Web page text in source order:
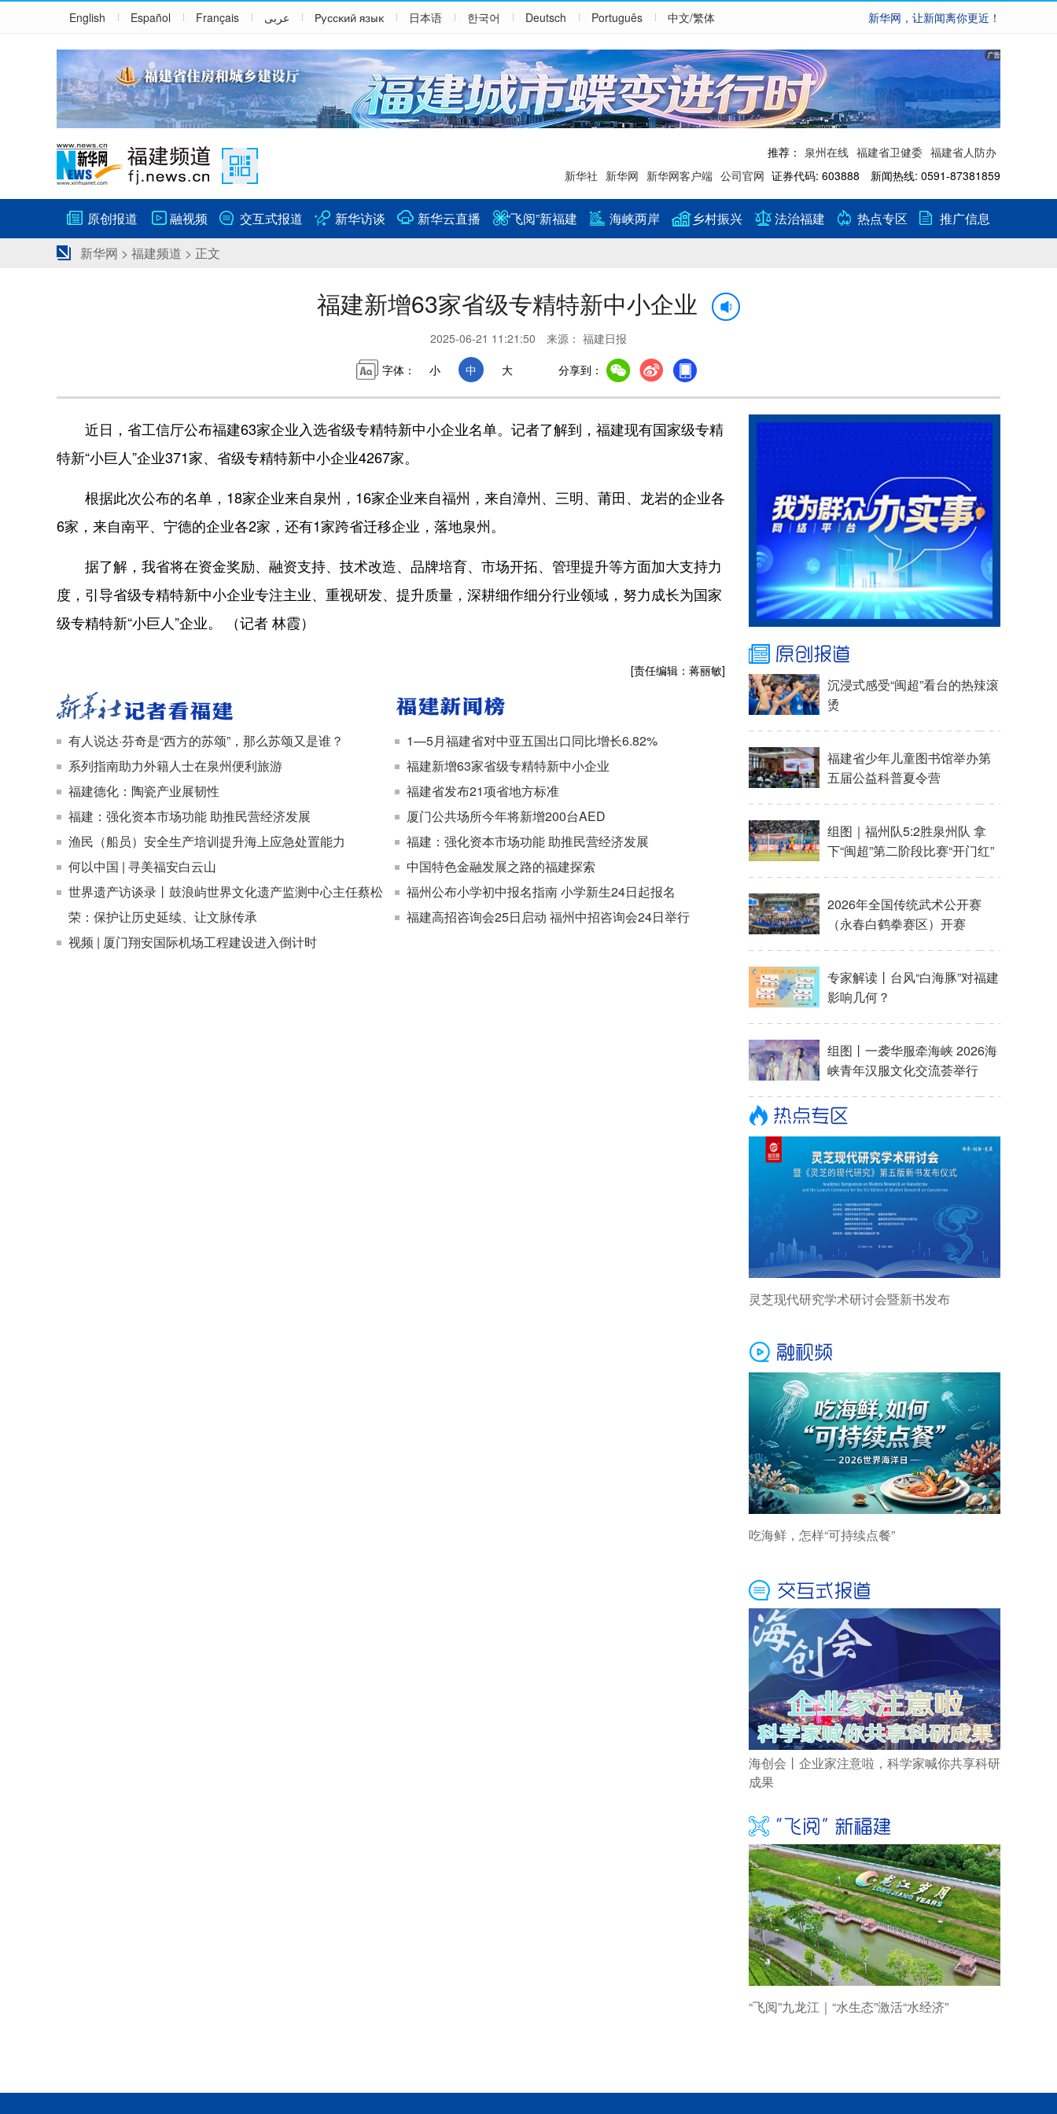
English Español Français عربى Русский язык 日本语 한국어 Deutsch Português 中文/繁体 新华网，让新闻离你更近！
推荐： 泉州在线 福建省卫健委 福建省人防办
新华社 新华网 新华网客户端 公司官网 证券代码: 603888 新闻热线: 0591-87381859
原创报道 融视频 交互式报道 新华访谈 新华云直播 “飞阅”新福建 海峡两岸 乡村振兴 法治福建 热点专区
推广信息
新华网 > 福建频道 > 正文
福建新增63家省级专精特新中小企业
2025-06-21 11:21:50 来源： 福建日报
字体：
小 中 大 分享到：
近日，省工信厅公布福建63家企业入选省级专精特新中小企业名单。记者了解到，福建现有国家级专精
特新“小巨人”企业371家、省级专精特新中小企业4267家。
根据此次公布的名单，18家企业来自泉州，16家企业来自福州，来自漳州、三明、莆田、龙岩的企业各
6家，来自南平、宁德的企业各2家，还有1家跨省迁移企业，落地泉州。
据了解，我省将在资金奖励、融资支持、技术改造、品牌培育、市场开拓、管理提升等方面加大支持力
度，引导省级专精特新中小企业专注主业、重视研发、提升质量，深耕细作细分行业领域，努力成长为国家
级专精特新“小巨人”企业。 （记者 林霞）
[责任编辑：蒋丽敏]
有人说达·芬奇是“西方的苏颂”，那么苏颂又是谁？
系列指南助力外籍人士在泉州便利旅游
福建德化：陶瓷产业展韧性
福建：强化资本市场功能 助推民营经济发展
渔民（船员）安全生产培训提升海上应急处置能力
何以中国 | 寻美福安白云山
世界遗产访谈录丨鼓浪屿世界文化遗产监测中心主任蔡松
荣：保护让历史延续、让文脉传承
视频 | 厦门翔安国际机场工程建设进入倒计时
1—5月福建省对中亚五国出口同比增长6.82%
福建新增63家省级专精特新中小企业
福建省发布21项省地方标准
厦门公共场所今年将新增200台AED
福建：强化资本市场功能 助推民营经济发展
中国特色金融发展之路的福建探索
福州公布小学初中报名指南 小学新生24日起报名
福建高招咨询会25日启动 福州中招咨询会24日举行